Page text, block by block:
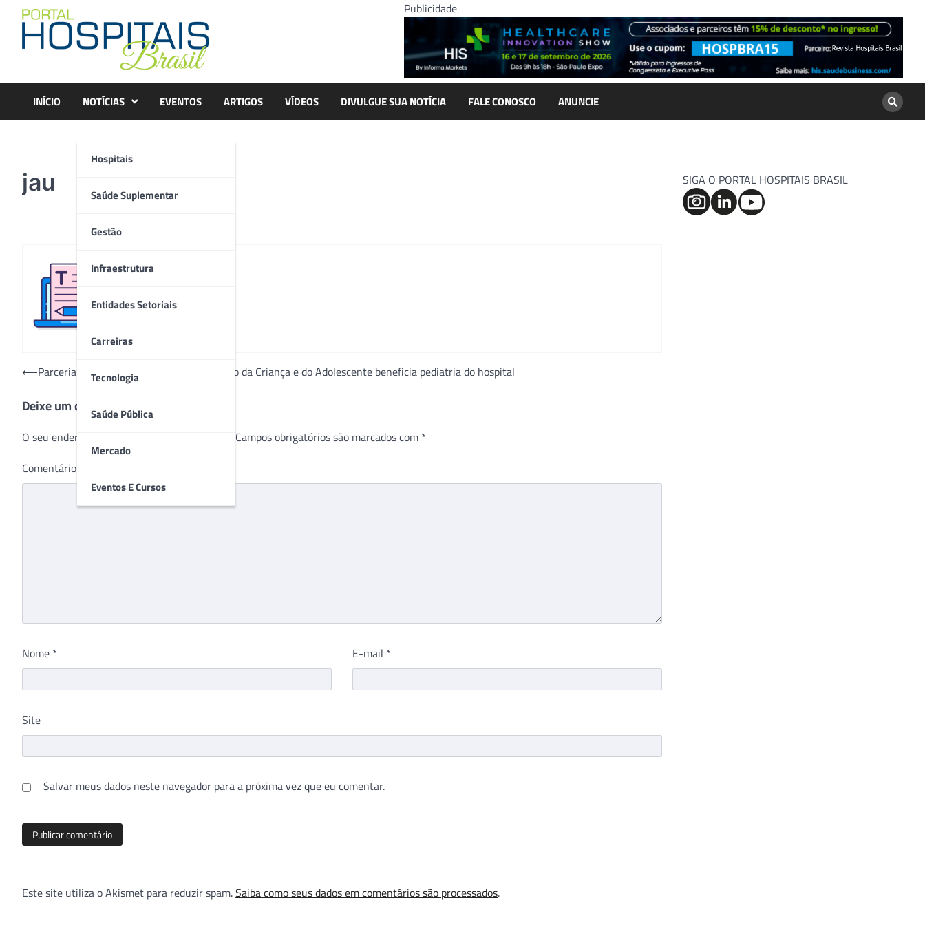
content
Publicidade
INÍCIO NOTÍCIAS
Hospitais
Saúde Suplementar
Gestão
Infraestrutura
Entidades Setoriais
Carreiras
Tecnologia
Saúde Pública
Mercado
Eventos E Cursos
EVENTOS ARTIGOS VÍDEOS DIVULGUE SUA NOTÍCIA FALE CONOSCO ANUNCIE
jau
Navegação
Post
⟵Parceria entre Amaral Carvalho e Conselho da Criança e do Adolescente beneficia pediatria do hospital
Deixe um comentário
O seu endereço de e-mail não será publicado. Campos obrigatórios são marcados com *
Comentário
Nome * E-mail *
Site
Salvar meus dados neste navegador para a próxima vez que eu comentar.
Este site utiliza o Akismet para reduzir spam.Saiba como seus dados em comentários são processados.
SIGA O PORTAL HOSPITAIS BRASIL